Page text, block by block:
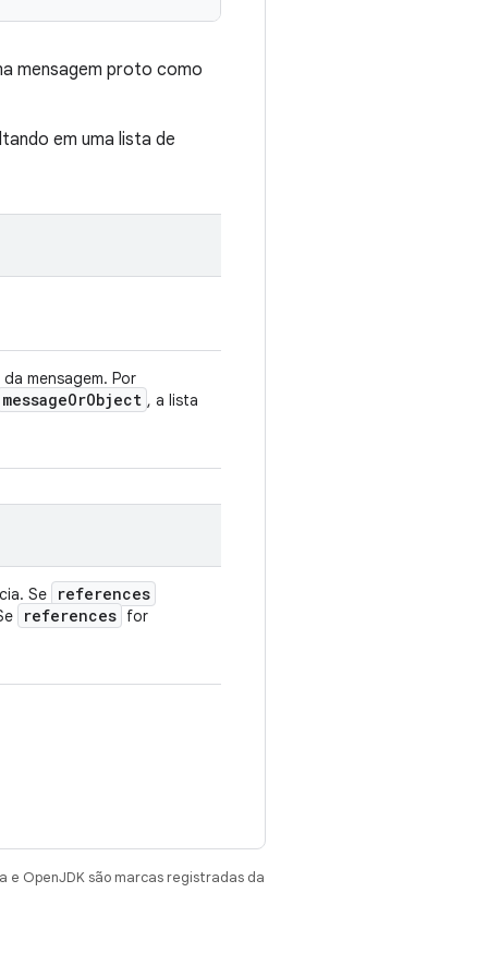
mensagem proto como
em uma lista de
mensagem. Por
messageOrObject , a lista
Se references
references for
e OpenJDK são marcas registradas da